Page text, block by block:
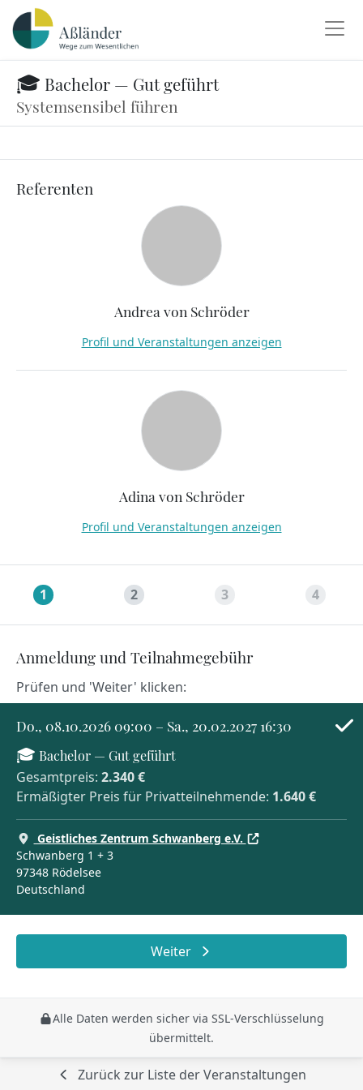
🎓 Bachelor — Gut geführt
Systemsensibel führen
Referenten
Andrea von Schröder
Profil und Veranstaltungen anzeigen
Adina von Schröder
Profil und Veranstaltungen anzeigen
1 2 3 4
Anmeldung und Teilnahmegebühr
Prüfen und 'Weiter' klicken:
Termine auswählen:
Do., 08.10.2026 09:00 – Sa., 20.02.2027 16:30
🎓 Bachelor — Gut geführt
Gesamtpreis: 2.340 €
Ermäßigter Preis für Privatteilnehmende: 1.640 €
Geistliches Zentrum Schwanberg e.V.
Schwanberg 1 + 3
97348 Rödelsee
Deutschland
Preisinformationen Weiter
Alle Daten werden sicher via SSL-Verschlüsselung
übermittelt.
Zurück zur Liste der Veranstaltungen